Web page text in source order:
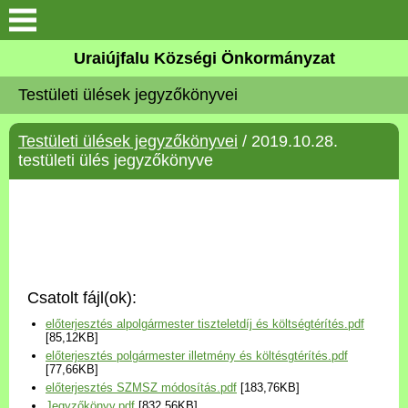
Köszöntő
Elérhetőségek
Uraiújfalu
Választási információk
Versenyképes Járások
Program
Uraiújfalu Községi Önkormányzat
Testületi ülések jegyzőkönyvei
Testületi ülések jegyzőkönyvei / 2019.10.28.
testületi ülés jegyzőkönyve
Csatolt fájl(ok):
előterjesztés alpolgármester tiszteletdíj és költségtérítés.pdf
[85,12KB]
előterjesztés polgármester illetmény és költésgtérítés.pdf
[77,66KB]
előterjesztés SZMSZ módosítás.pdf [183,76KB]